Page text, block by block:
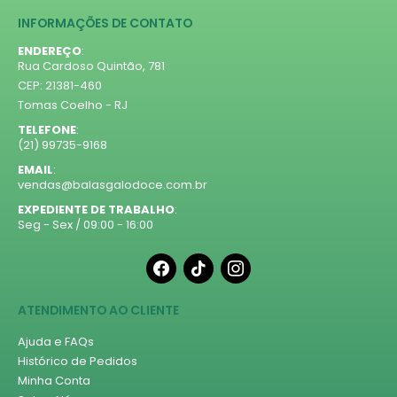
INFORMAÇÕES DE CONTATO
ENDEREÇO:
Rua Cardoso Quintão, 781
CEP: 21381-460
Tomas Coelho - RJ
TELEFONE:
(21) 99735-9168
EMAIL:
vendas@balasgalodoce.com.br
EXPEDIENTE DE TRABALHO:
Seg - Sex / 09:00 - 16:00
facebook
tiktok instagram
ATENDIMENTO AO CLIENTE
Ajuda e FAQs
Histórico de Pedidos
Minha Conta